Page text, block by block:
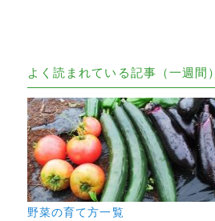
よく読まれている記事（一週間）
野菜の育て方一覧